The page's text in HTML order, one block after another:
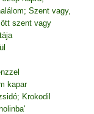
Szent vagy,
szent vagy
kapar
Krokodil